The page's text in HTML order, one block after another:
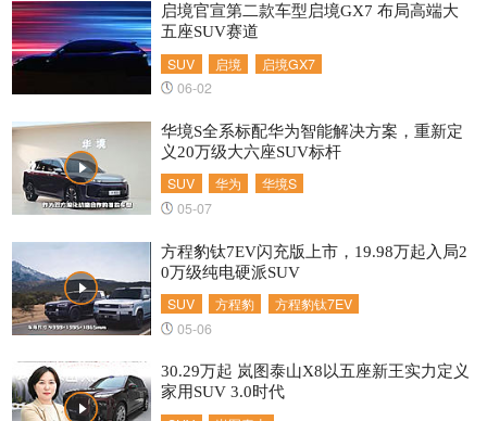
SUV 启境 启境GX7
启境官宣第二款车型启境GX7 布局高端大
五座SUV赛道
06-02
SUV 华为 华境S
华境S全系标配华为智能解决方案，重新定
义20万级大六座SUV标杆
05-07
SUV 方程豹 方程豹钛7EV
方程豹钛7EV闪充版上市，19.98万起入局2
0万级纯电硬派SUV
05-06
30.29万起 岚图泰山X8以五座新王实力定义
家用SUV 3.0时代